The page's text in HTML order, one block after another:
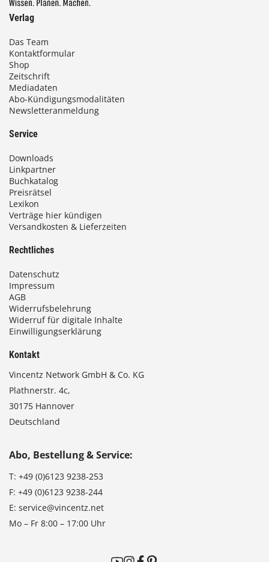
Verlag
Das Team
Kontaktformular
Shop
Zeitschrift
Mediadaten
Abo-Kündigungsmodalitäten
Newsletteranmeldung
Service
Downloads
Linkpartner
Buchkatalog
Preisrätsel
Lexikon
Verträge hier kündigen
Versandkosten & Lieferzeiten
Rechtliches
Datenschutz
Impressum
AGB
Widerrufsbelehrung
Widerruf für digitale Inhalte
Einwilligungserklärung
Kontakt
Vincentz Network GmbH & Co. KG
Plathnerstr. 4c,
30175 Hannover
Deutschland
Abo, Bestellung & Service:
T: +49 (0)6123 9238-253
F: +49 (0)6123 9238-244
E: service@vincentz.net
Mo – Fr 8:00 – 17:00 Uhr